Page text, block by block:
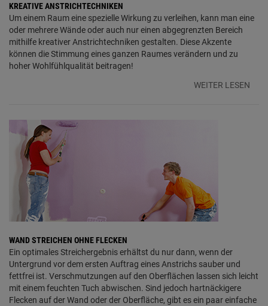
KREATIVE ANSTRICHTECHNIKEN
Um einem Raum eine spezielle Wirkung zu verleihen, kann man eine
oder mehrere Wände oder auch nur einen abgegrenzten Bereich
mithilfe kreativer Anstrichtechniken gestalten. Diese Akzente
können die Stimmung eines ganzen Raumes verändern und zu
hoher Wohlfühlqualität beitragen!
WEITER LESEN
WAND STREICHEN OHNE FLECKEN
Ein optimales Streichergebnis erhältst du nur dann, wenn der
Untergrund vor dem ersten Auftrag eines Anstrichs sauber und
fettfrei ist. Verschmutzungen auf den Oberflächen lassen sich leicht
mit einem feuchten Tuch abwischen. Sind jedoch hartnäckigere
Flecken auf der Wand oder der Oberfläche, gibt es ein paar einfache